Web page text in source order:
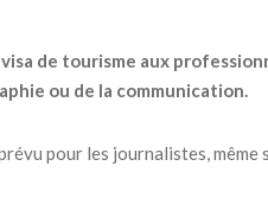
de tourisme aux
ou de la communication.
pour les journalistes, même